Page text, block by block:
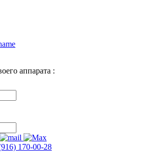
аппарата :
170-00-28